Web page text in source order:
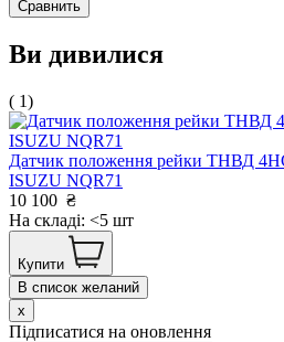
Сравнить
Ви дивилися
( 1)
Датчик положення рейки ТНВД
ISUZU NQR71
10 100 ₴
На складі: <5 шт
Купити
В список желаний
x
Підписатися на оновлення